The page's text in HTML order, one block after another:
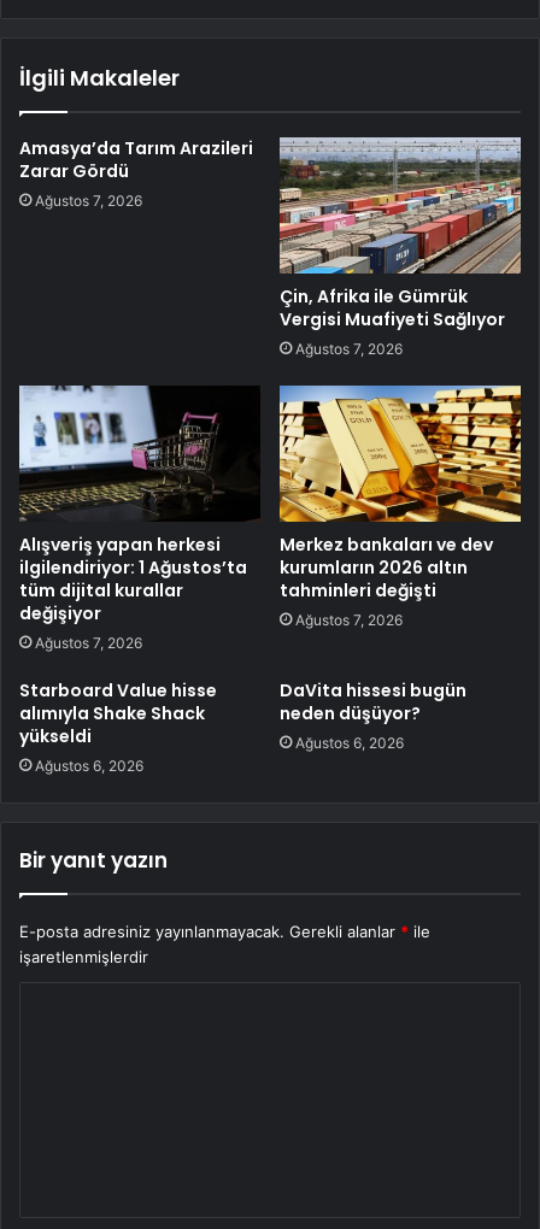
İlgili Makaleler
Amasya’da Tarım Arazileri
Zarar Gördü
Ağustos 7, 2026
Çin, Afrika ile Gümrük
Vergisi Muafiyeti Sağlıyor
Ağustos 7, 2026
Alışveriş yapan herkesi
ilgilendiriyor: 1 Ağustos’ta
tüm dijital kurallar
değişiyor
Ağustos 7, 2026
Merkez bankaları ve dev
kurumların 2026 altın
tahminleri değişti
Ağustos 7, 2026
Starboard Value hisse
alımıyla Shake Shack
yükseldi
Ağustos 6, 2026
DaVita hissesi bugün
neden düşüyor?
Ağustos 6, 2026
Bir yanıt yazın
E-posta adresiniz yayınlanmayacak. Gerekli alanlar * ile
işaretlenmişlerdir